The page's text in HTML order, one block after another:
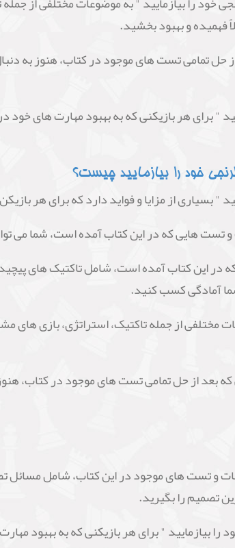
فهمیده و بهبود بخشید.
تمامی تست های موجود در کتاب، هنوز به
" برای هر بازیکنی که به بهبود مهارت های خود
خود را بیازمایید چیست؟
بسیاری از مزایا و فواید دارد که برای هر
تست هایی که در این کتاب آمده است، شما می
در این کتاب آمده است، شامل تاکتیک های
آمادگی کسب کنید.
از جمله تاکتیک، استراتژی، بازی های
بعد از حل تمامی تست های موجود در کتاب،
و تست های موجود در این کتاب، شامل
تصمیم را بگیرید.
بیازمایید " برای هر بازیکنی که به بهبود